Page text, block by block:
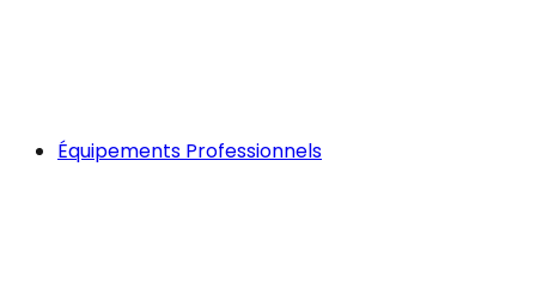
Équipements Professionnels